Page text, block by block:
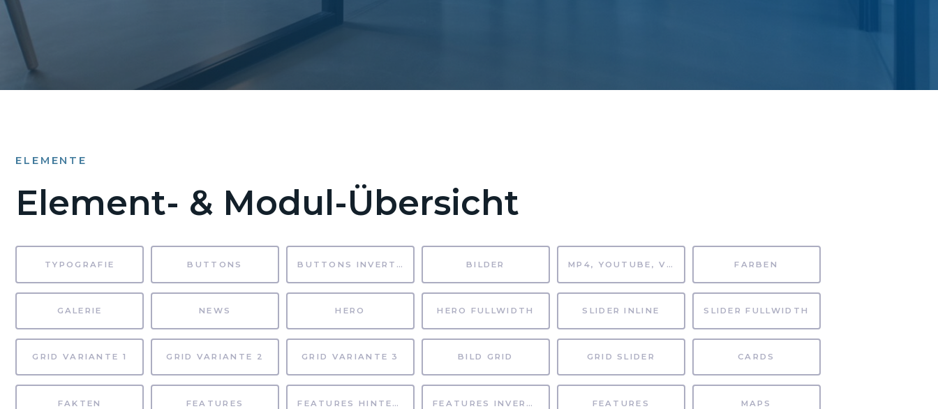
ELEMENTE
Element- & Modul-Übersicht
TYPOGRAFIE BUTTONS BUTTONS INVERTIERT BILDER MP4, YOUTUBE, VIMEO FARBEN
GALERIE NEWS HERO HERO FULLWIDTH SLIDER INLINE SLIDER FULLWIDTH
GRID VARIANTE 1 GRID VARIANTE 2 GRID VARIANTE 3 BILD GRID GRID SLIDER CARDS
FAKTEN FEATURES FEATURES HINTERGRUND FEATURES INVERTIERT FEATURES MAPS